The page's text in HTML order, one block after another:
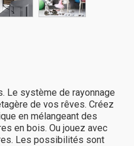
Le système de rayonnage
de vos rêves. Créez
en mélangeant des
en bois. Ou jouez avec
Les possibilités sont